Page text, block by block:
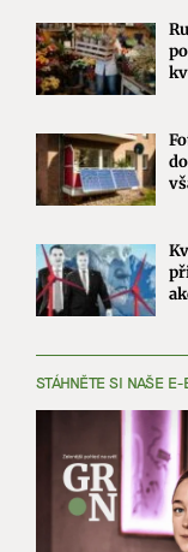
STÁHNĚTE SI NAŠE E-